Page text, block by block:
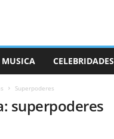
MUSICA CELEBRIDADES
Superpoderes
superpoderes